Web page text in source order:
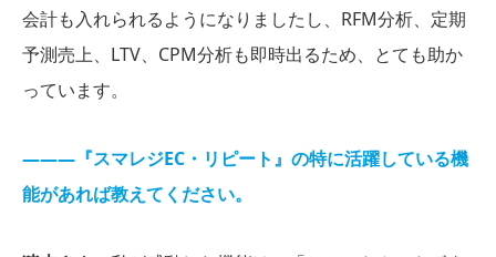
会計も入れられるようになりましたし、RFM分析、定期
予測売上、LTV、CPM分析も即時出るため、とても助か
っています。
―――『スマレジEC・リピート』の特に活躍している機
能があれば教えてください。